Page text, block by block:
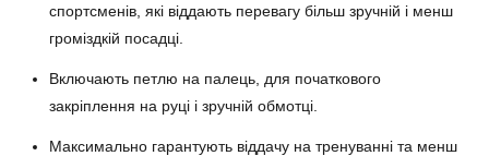
спортсменів, які віддають перевагу більш зручній і менш
громіздкій посадці.
Включають петлю на палець, для початкового
закріплення на руці і зручній обмотці.
Максимально гарантують віддачу на тренуванні та менш